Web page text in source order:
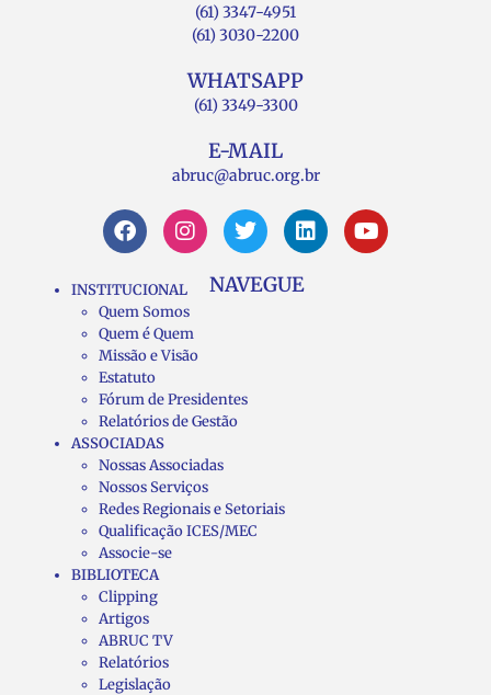
(61) 3347-4951
(61) 3030-2200
WHATSAPP
(61) 3349-3300
E-MAIL
abruc@abruc.org.br
NAVEGUE
INSTITUCIONAL
Quem Somos
Quem é Quem
Missão e Visão
Estatuto
Fórum de Presidentes
Relatórios de Gestão
ASSOCIADAS
Nossas Associadas
Nossos Serviços
Redes Regionais e Setoriais
Qualificação ICES/MEC
Associe-se
BIBLIOTECA
Clipping
Artigos
ABRUC TV
Relatórios
Legislação